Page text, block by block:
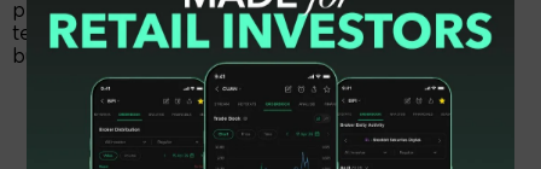
pembiayaan yang ditandatangani pada 13 Mei 2026
tersebut diberikan dalam mata uang Rupiah dengan
bunga floating sebesar 7% per tahun.